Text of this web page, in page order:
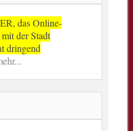
das Online-
der Stadt
dringend